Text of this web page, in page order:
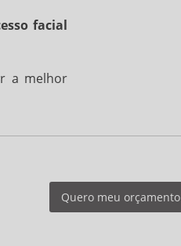
facial
a melhor
Quero meu orçamento